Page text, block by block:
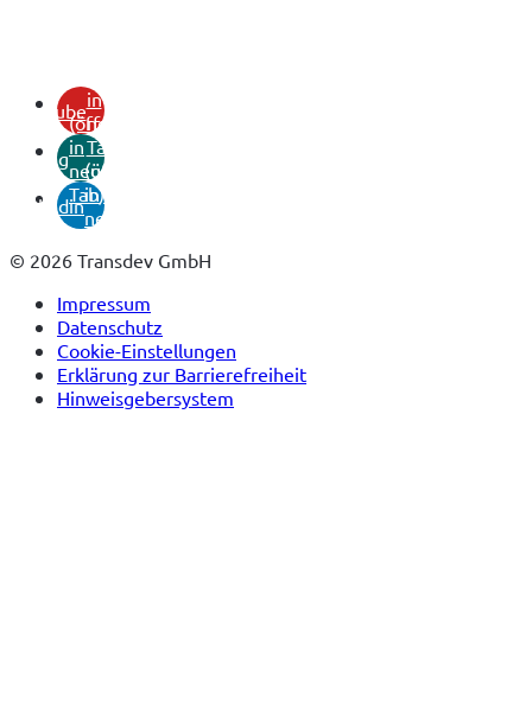
youtubein
neuem
Tab)
xing
(öffnet
in
neuem
Tab)
linkedin
(öffnet
in
neuem
© 2026 Transdev GmbH
Impressum
Datenschutz
Cookie-Einstellungen
Erklärung zur Barrierefreiheit
Hinweisgebersystem